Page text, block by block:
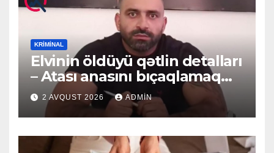
KRIMINAL
Elvinin öldüyü qətlin detalları
– Atası anasını bıçaqlamaq
istəyirmiş
2 AVQUST 2026 ADMIN